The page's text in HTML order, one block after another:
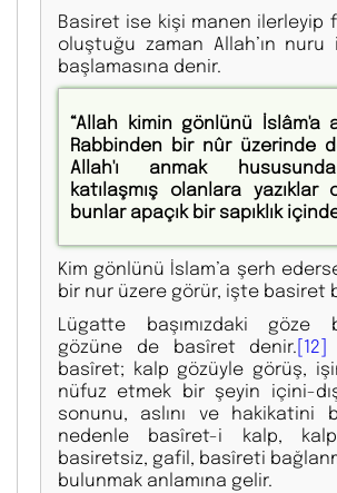
Basiret ise kişi manen ilerleyip
oluştuğu zaman Allah’ın
başlamasına denir.
“Allah kimin gönlünü İslâm'a
Rabbinden bir nûr üzerinde
Allah'ı anmak
katılaşmış olanlara yazıklar
bunlar apaçık bir sapıklık
Kim gönlünü İslam’a şerh
bir nur üzere görür, işte basiret
Lügatte başımızdaki göze
gözüne de basîret denir.[12]
basîret; kalp gözüyle görüş,
nüfuz etmek bir şeyin içini-
sonunu, aslını ve hakikatini
nedenle basîret-i kalp, kalp
basiretsiz, gafil, basîreti
bulunmak anlamına gelir.